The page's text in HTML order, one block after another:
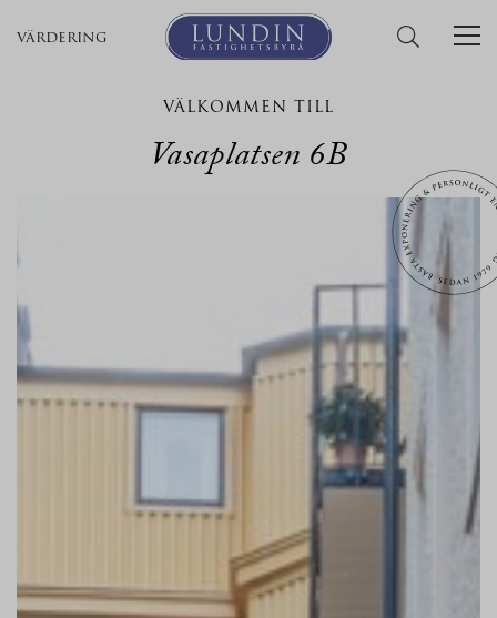
värdering
VÄLKOMMEN TILL
Vasaplatsen 6B